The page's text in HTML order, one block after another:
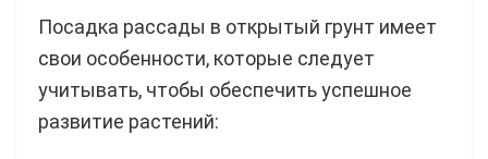
Посадка рассады в открытый грунт имеет
свои особенности, которые следует
учитывать, чтобы обеспечить успешное
развитие растений: